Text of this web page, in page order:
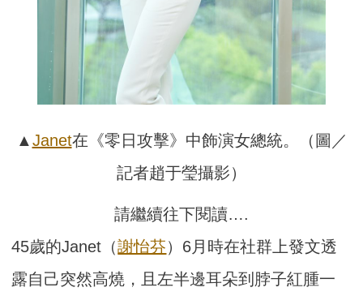
▲ Janet在《零日攻擊》中飾演女總統。（圖／
記者趙于瑩攝影）
請繼續往下閱讀….
45歲的Janet（謝怡芬）6月時在社群上發文透
露自己突然高燒，且左半邊耳朵到脖子紅腫一